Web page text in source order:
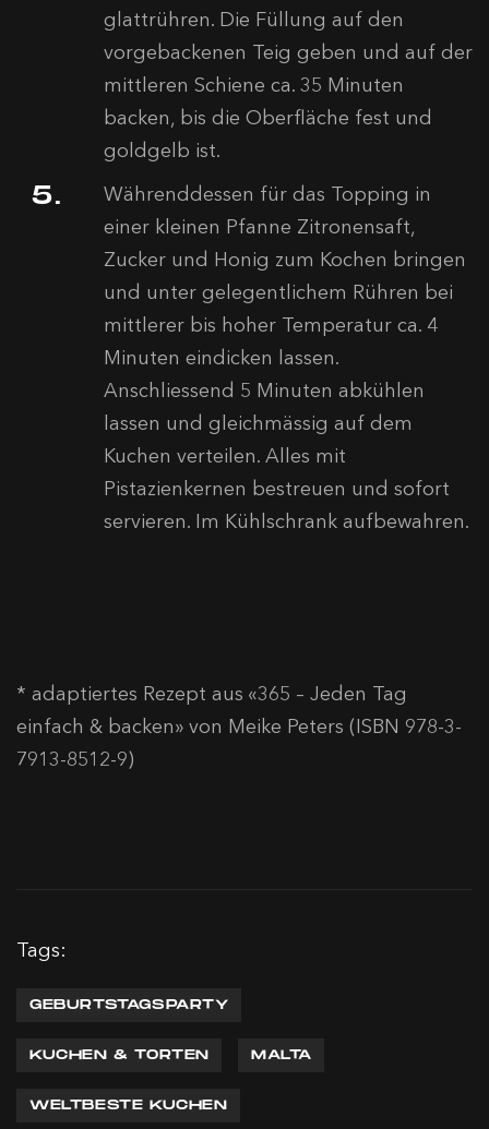
glattrühren. Die Füllung auf den
vorgebackenen Teig geben und auf der
mittleren Schiene ca. 35 Minuten
backen, bis die Oberfläche fest und
goldgelb ist.
Währenddessen für das Topping in
einer kleinen Pfanne Zitronensaft,
Zucker und Honig zum Kochen bringen
und unter gelegentlichem Rühren bei
mittlerer bis hoher Temperatur ca. 4
Minuten eindicken lassen.
Anschliessend 5 Minuten abkühlen
lassen und gleichmässig auf dem
Kuchen verteilen. Alles mit
Pistazienkernen bestreuen und sofort
servieren. Im Kühlschrank aufbewahren.
* adaptiertes Rezept aus «365 – Jeden Tag
einfach & backen» von Meike Peters (ISBN 978-3-
7913-8512-9)
Tags:
GEBURTSTAGSPARTY
KUCHEN & TORTEN MALTA
WELTBESTE KUCHEN